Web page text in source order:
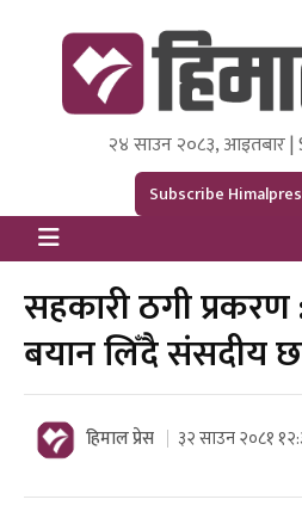
Himal Press
Dot NewsyNepal Media and
२४ साउन २०८३, आइतबार |
Subscribe
सहकारी ठगी
बयान लिँदै संसदीय
हिमाल प्रेस ३२ साउन २०८१